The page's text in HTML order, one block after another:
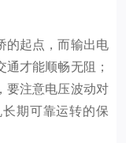
的起点，而输出电
才能顺畅无阻；
要注意电压波动对
期可靠运转的保